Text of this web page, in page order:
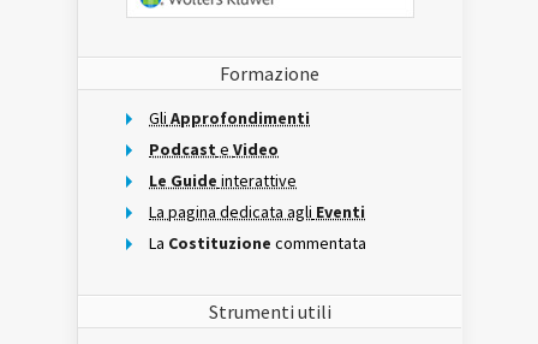
Formazione
Gli Approfondimenti
Podcast e Video
Le Guide interattive
La pagina dedicata agli Eventi
La Costituzione commentata
Strumenti utili